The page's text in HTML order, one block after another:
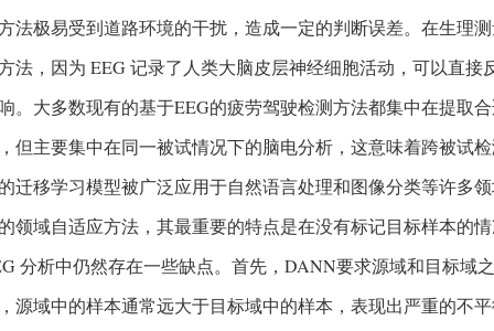
法极易受到道路环境的干扰，造成一定的判断误差。在生理
法，因为 EEG 记录了人类大脑皮层神经细胞活动，可以直
。大多数现有的基于EEG的疲劳驾驶检测方法都集中在提取
但主要集中在同一被试情况下的脑电分析，这意味着跨被试
迁移学习模型被广泛应用于自然语言处理和图像分类等许多
领域自适应方法，其最重要的特点是在没有标记目标样本的
分析中仍然存在一些缺点。首先，DANN要求源域和目标域
源域中的样本通常远大于目标域中的样本，表现出严重的不